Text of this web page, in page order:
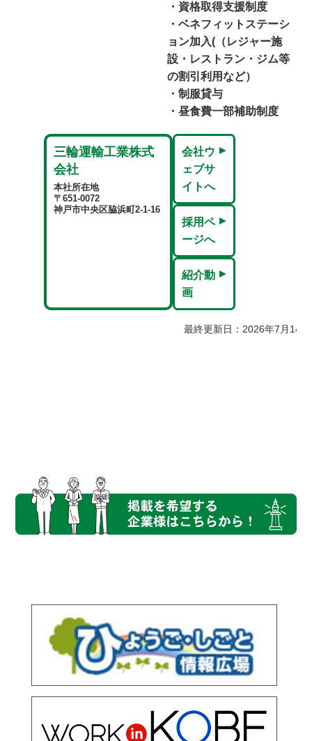
・資格取得支援制度
・ベネフィットステーシ
ョン加入(（レジャー施
設・レストラン・ジム等
の割引利用など）
・制服貸与
・昼食費一部補助制度
三輪運輸工業株式
会社
本社所在地
〒651-0072
神戸市中央区脇浜町2-1-16
会社ウ
ェブサ
イトへ
採用ペ
ージへ
紹介動
画
最終更新日：2026年7月14日